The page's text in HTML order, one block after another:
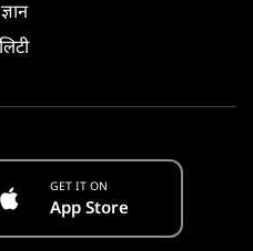
GET IT ON
App Store